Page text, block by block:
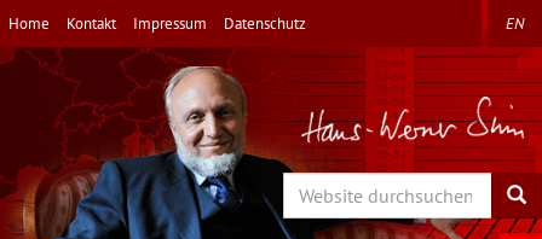
Direkt
zum
Inhalt
Home Kontakt Impressum Datenschutz EN
Search